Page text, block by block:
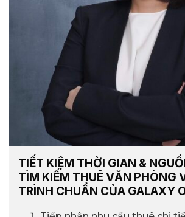
TIẾT KIỆM THỜI GIAN &
TÌM KIẾM THUÊ VĂN PHÒNG
TRÌNH CHUẨN CỦA GALAXY